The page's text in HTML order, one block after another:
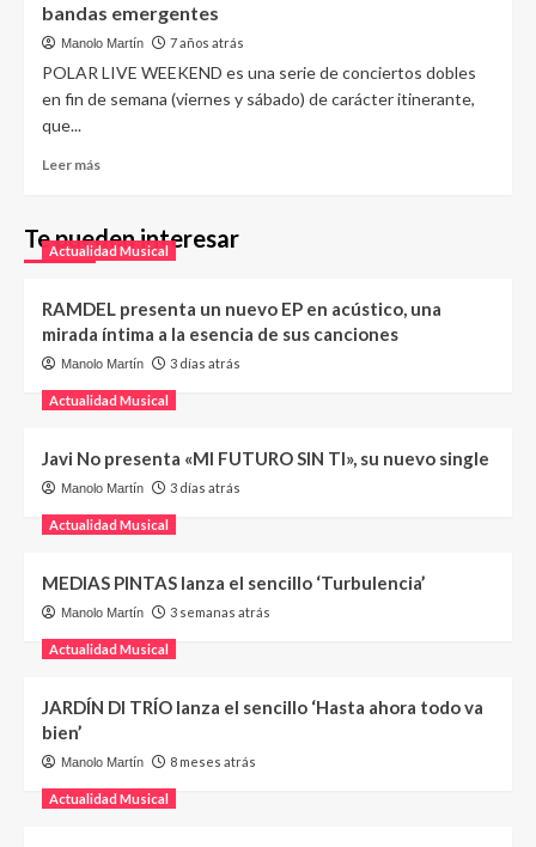
bandas emergentes
Manolo Martín 7 años atrás
POLAR LIVE WEEKEND es una serie de conciertos dobles
en fin de semana (viernes y sábado) de carácter itinerante,
que...
Leer más
Te pueden interesar
Actualidad Musical
RAMDEL presenta un nuevo EP en acústico, una
mirada íntima a la esencia de sus canciones
Manolo Martín 3 días atrás
Actualidad Musical
Javi No presenta «MI FUTURO SIN TI», su nuevo single
Manolo Martín 3 días atrás
Actualidad Musical
MEDIAS PINTAS lanza el sencillo ‘Turbulencia’
Manolo Martín 3 semanas atrás
Actualidad Musical
JARDÍN DI TRÍO lanza el sencillo ‘Hasta ahora todo va
bien’
Manolo Martín 8 meses atrás
Actualidad Musical